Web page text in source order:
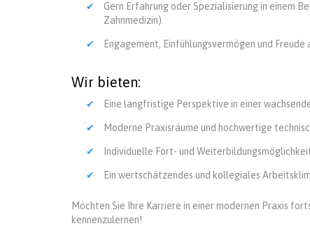
Gern Erfahrung oder Spezialisierung in einem
Zahnmedizin).
Engagement, Einfühlungsvermögen und
Wir bieten:
Eine langfristige Perspektive in einer
Moderne Praxisräume und hochwertige
Individuelle Fort- und
Ein wertschätzendes und kollegiales
Möchten Sie Ihre Karriere in einer modernen Praxis
kennenzulernen!